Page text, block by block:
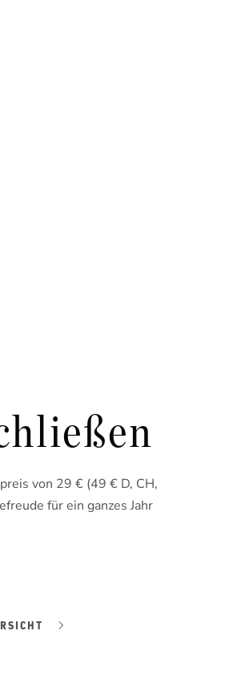
von 29 € (49 € D, CH,
für ein ganzes Jahr